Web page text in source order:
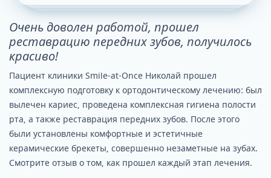
Очень доволен работой, прошел
реставрацию передних зубов, получилось
красиво!
Пациент клиники Smile-at-Once Николай прошел
комплексную подготовку к ортодонтическому лечению: был
вылечен кариес, проведена комплексная гигиена полости
рта, а также реставрация передних зубов. После этого
были установлены комфортные и эстетичные
керамические брекеты, совершенно незаметные на зубах.
Смотрите отзыв о том, как прошел каждый этап лечения.